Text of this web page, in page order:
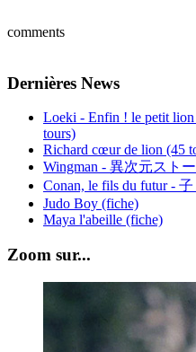
comments
Dernières News
Loeki - Enfin ! le petit
tours)
Richard cœur de lion (45
Wingman - 異次元スト
Conan, le fils du futur -
Judo Boy (fiche)
Maya l'abeille (fiche)
Zoom sur...